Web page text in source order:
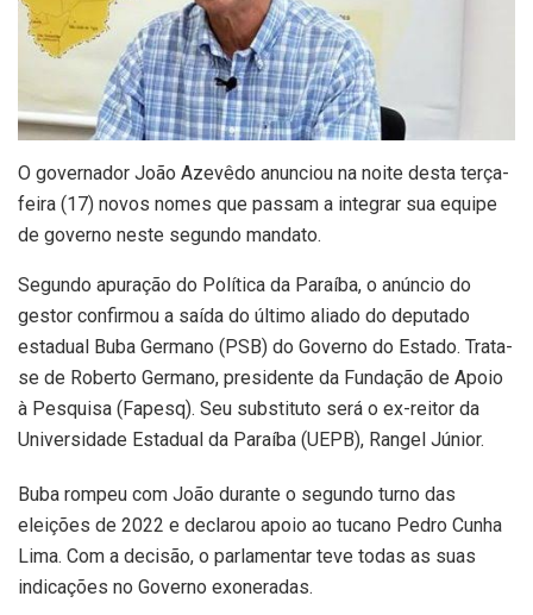
O governador João Azevêdo anunciou na noite desta terça-
feira (17) novos nomes que passam a integrar sua equipe
de governo neste segundo mandato.
Segundo apuração do Política da Paraíba, o anúncio do
gestor confirmou a saída do último aliado do deputado
estadual Buba Germano (PSB) do Governo do Estado. Trata-
se de Roberto Germano, presidente da Fundação de Apoio
à Pesquisa (Fapesq). Seu substituto será o ex-reitor da
Universidade Estadual da Paraíba (UEPB), Rangel Júnior.
Buba rompeu com João durante o segundo turno das
eleições de 2022 e declarou apoio ao tucano Pedro Cunha
Lima. Com a decisão, o parlamentar teve todas as suas
indicações no Governo exoneradas.